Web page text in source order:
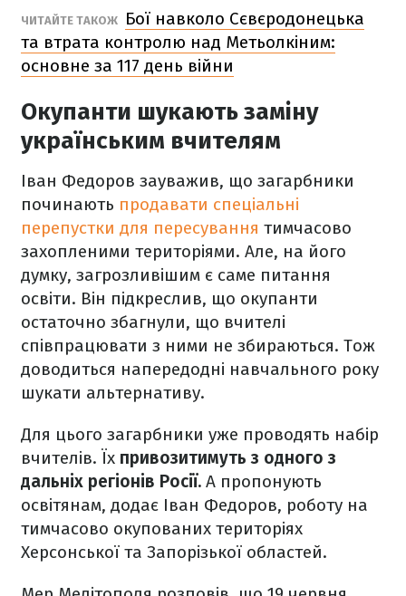
ЧИТАЙТЕ ТАКОЖ
Бої навколо Сєвєродонецька
та втрата контролю над Метьолкіним:
основне за 117 день війни
Окупанти шукають заміну
українським вчителям
Іван Федоров зауважив, що загарбники
починають продавати спеціальні
перепустки для пересування тимчасово
захопленими територіями. Але, на його
думку, загрозливішим є саме питання
освіти. Він підкреслив, що окупанти
остаточно збагнули, що вчителі
співпрацювати з ними не збираються. Тож
доводиться напередодні навчального року
шукати альтернативу.
Для цього загарбники уже проводять набір
вчителів. Їх привозитимуть з одного з
дальніх регіонів Росії. А пропонують
освітянам, додає Іван Федоров, роботу на
тимчасово окупованих територіях
Херсонської та Запорізької областей.